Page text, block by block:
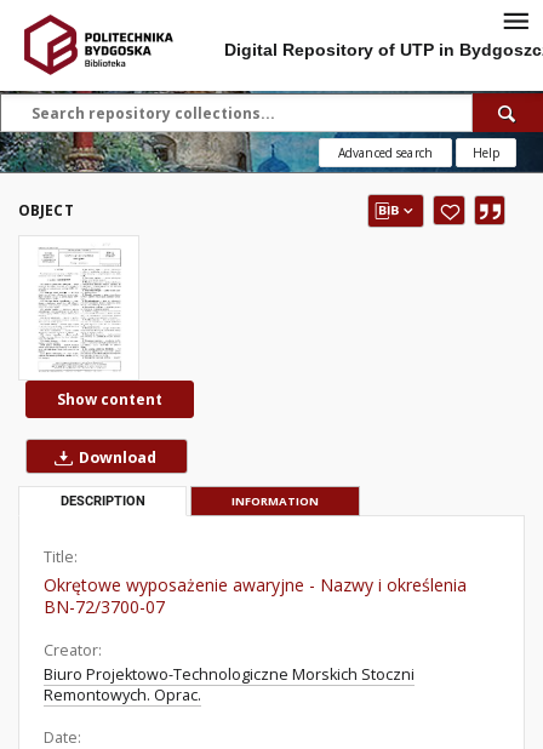
Digital Repository of UTP in
Advanced search Help
OBJECT
Show content
Download
DESCRIPTION INFORMATION
Title:
Okrętowe wyposażenie awaryjne - Nazwy i określenia
BN-72/3700-07
Creator:
Biuro Projektowo-Technologiczne Morskich Stoczni
Remontowych. Oprac.
Date: